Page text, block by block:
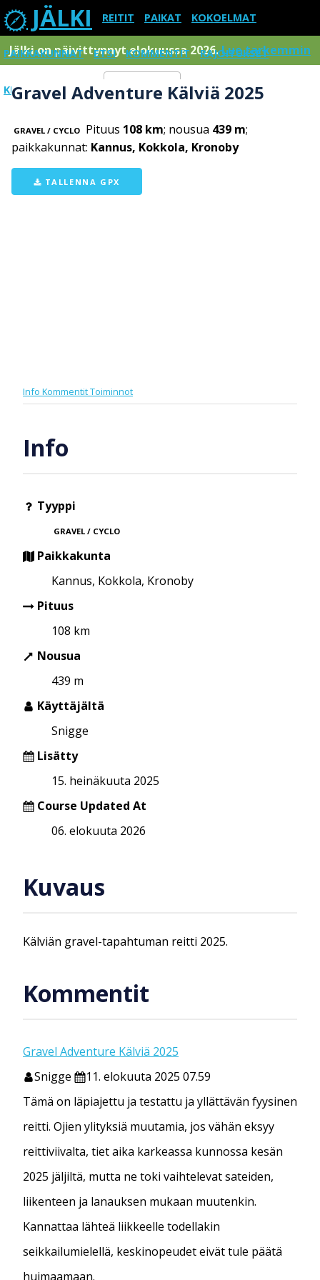
JÄLKI REITIT PAIKAT KOKOELMAT
PAIKKAKUNNAT ETSI KOMMENTIT RAJOITUKSET
KIRJAUDU SISÄÄN Menu
Jälki on päivittynnyt elokuussa 2026.Lue tarkemmin
Gravel Adventure Kälviä 2025
GRAVEL / CYCLO Pituus 108 km; nousua 439 m;
paikkakunnat: Kannus, Kokkola, Kronoby
TALLENNA GPX
Info KommentitToiminnot
Info
Tyyppi
GRAVEL / CYCLO
Paikkakunta
Kannus, Kokkola, Kronoby
Pituus
108 km
Nousua
439 m
Käyttäjältä
Snigge
Lisätty
15. heinäkuuta 2025
Course Updated At
06. elokuuta 2026
Kuvaus
Kälviän gravel-tapahtuman reitti 2025.
Kommentit
Gravel Adventure Kälviä 2025
Snigge
11. elokuuta 2025 07.59
Tämä on läpiajettu ja testattu ja yllättävän fyysinen
reitti. Ojien ylityksiä muutamia, jos vähän eksyy
reittiviivalta, tiet aika karkeassa kunnossa kesän
2025 jäljiltä, mutta ne toki vaihtelevat sateiden,
liikenteen ja lanauksen mukaan muutenkin.
Kannattaa lähteä liikkeelle todellakin
seikkailumielellä, keskinopeudet eivät tule päätä
huimaamaan.